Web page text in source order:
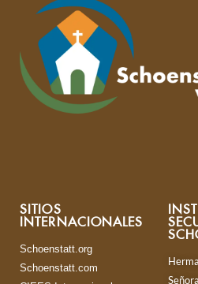
SITIOS
INTERNACIONALES
Schoenstatt.org
Schoenstatt.com